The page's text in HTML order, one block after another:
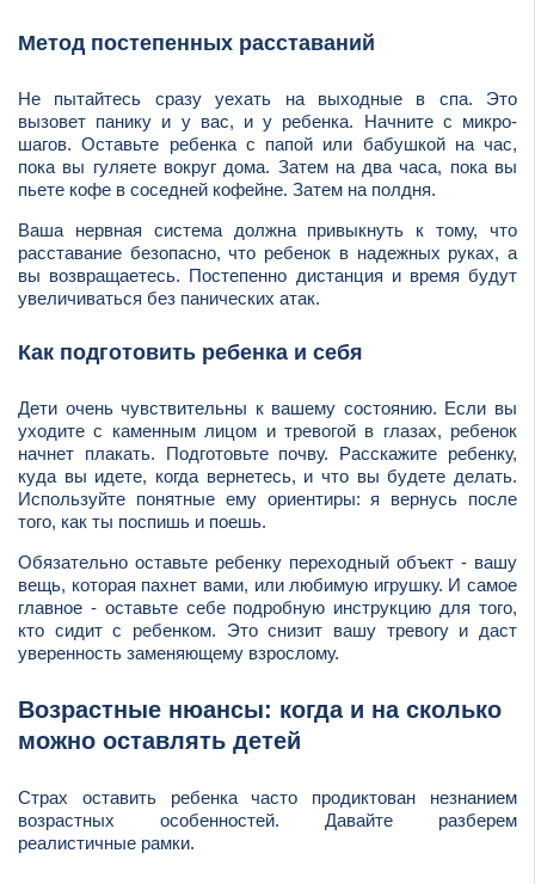
Метод постепенных расставаний
Не пытайтесь сразу уехать на выходные в спа. Это
вызовет панику и у вас, и у ребенка. Начните с микро-
шагов. Оставьте ребенка с папой или бабушкой на час,
пока вы гуляете вокруг дома. Затем на два часа, пока вы
пьете кофе в соседней кофейне. Затем на полдня.
Ваша нервная система должна привыкнуть к тому, что
расставание безопасно, что ребенок в надежных руках, а
вы возвращаетесь. Постепенно дистанция и время будут
увеличиваться без панических атак.
Как подготовить ребенка и себя
Дети очень чувствительны к вашему состоянию. Если вы
уходите с каменным лицом и тревогой в глазах, ребенок
начнет плакать. Подготовьте почву. Расскажите ребенку,
куда вы идете, когда вернетесь, и что вы будете делать.
Используйте понятные ему ориентиры: я вернусь после
того, как ты поспишь и поешь.
Обязательно оставьте ребенку переходный объект - вашу
вещь, которая пахнет вами, или любимую игрушку. И самое
главное - оставьте себе подробную инструкцию для того,
кто сидит с ребенком. Это снизит вашу тревогу и даст
уверенность заменяющему взрослому.
Возрастные нюансы: когда и на сколько
можно оставлять детей
Страх оставить ребенка часто продиктован незнанием
возрастных особенностей. Давайте разберем
реалистичные рамки.